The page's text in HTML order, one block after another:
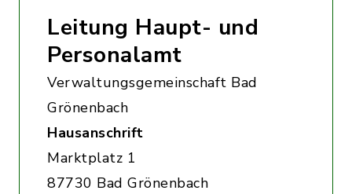
Leitung Haupt- und
Personalamt
Verwaltungsgemeinschaft Bad
Grönenbach
Hausanschrift
Marktplatz 1
87730 Bad Grönenbach